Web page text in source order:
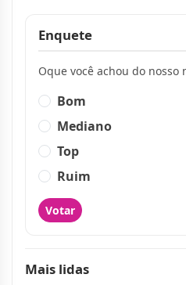
Enquete
Oque você achou do nosso
Bom
Mediano
Top
Ruim
Votar
Mais lidas